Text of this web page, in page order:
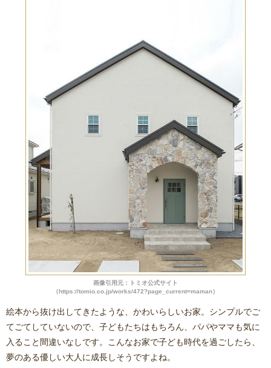
画像引用元：トミオ公式サイト
（https://tomio.co.jp/works/472?page_current=maman）
絵本から抜け出してきたような、かわいらしいお家。シンプルでご
てごてしていないので、子どもたちはもちろん、パパやママも気に
入ること間違いなしです。こんなお家で子ども時代を過ごしたら、
夢のある優しい大人に成長しそうですよね。